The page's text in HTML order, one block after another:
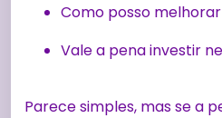
Como posso
Vale a pena investir
Parece simples, mas se a